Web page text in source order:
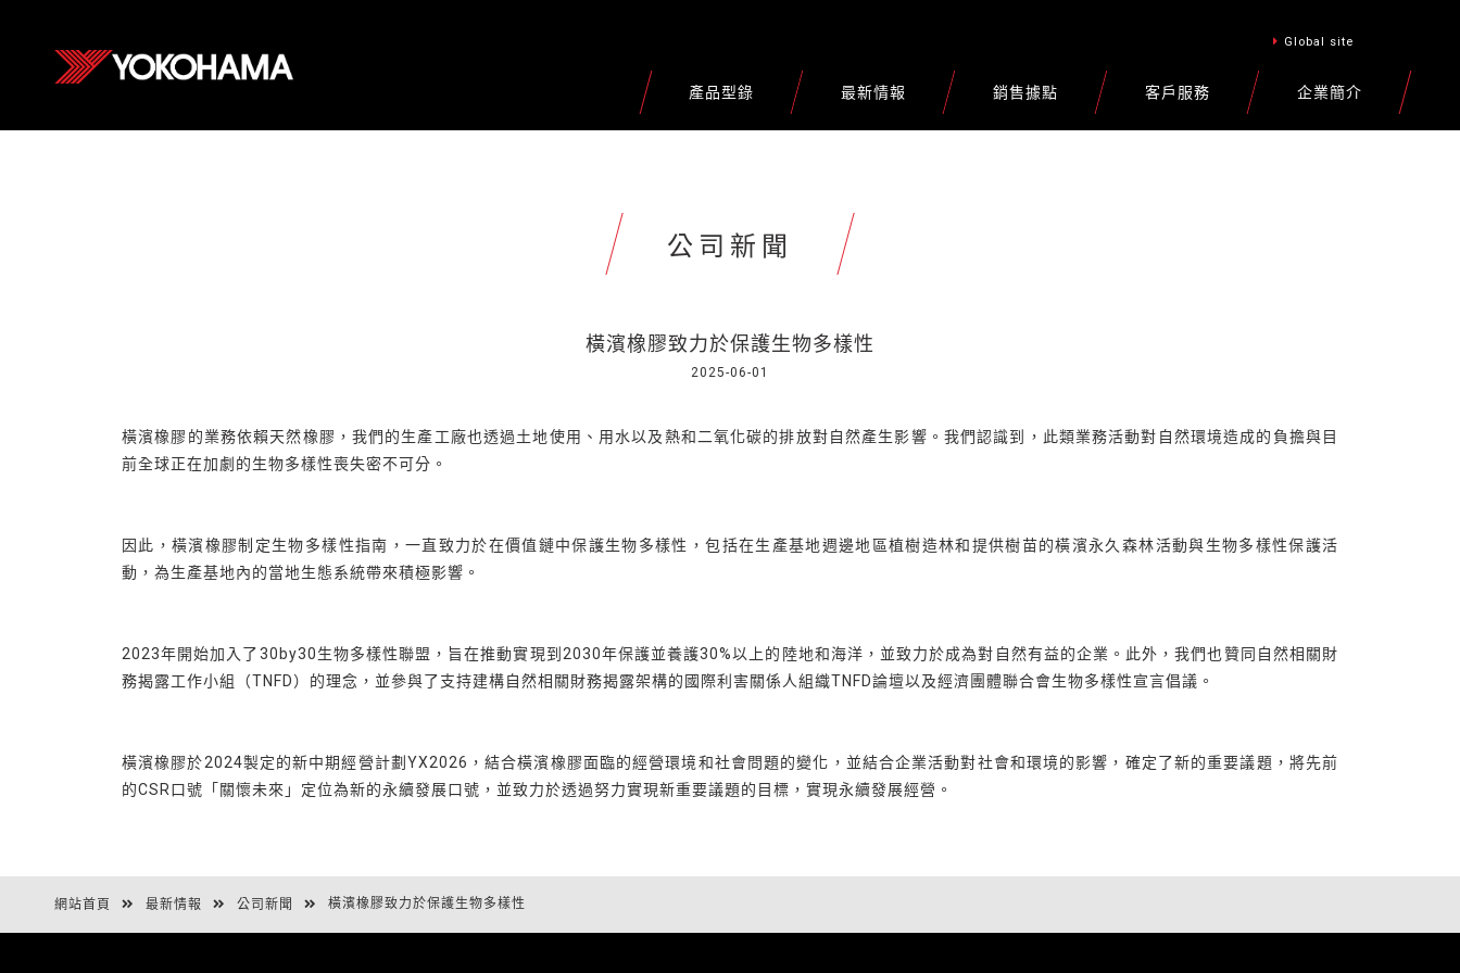
Global site
產品型錄 最新情報 銷售據點 客戶服務 企業簡介
公司新聞
橫濱橡膠致力於保護生物多樣性
2025-06-01
橫濱橡膠的業務依賴天然橡膠，我們的生產工廠也透過土地使用、用水以及熱和二氧化碳的排放對自然產生影響。我們認識到，此類業務活動對自然環境造成的負擔與目
前全球正在加劇的生物多樣性喪失密不可分。
因此，橫濱橡膠制定生物多樣性指南，一直致力於在價值鏈中保護生物多樣性，包括在生產基地週邊地區植樹造林和提供樹苗的橫濱永久森林活動與生物多樣性保護活
動，為生產基地內的當地生態系統帶來積極影響。
2023年開始加入了30by30生物多樣性聯盟，旨在推動實現到2030年保護並養護30%以上的陸地和海洋，並致力於成為對自然有益的企業。此外，我們也贊同自然相關財
務揭露工作小組（TNFD）的理念，並參與了支持建構自然相關財務揭露架構的國際利害關係人組織TNFD論壇以及經濟團體聯合會生物多樣性宣言倡議。
橫濱橡膠於2024製定的新中期經營計劃YX2026，結合橫濱橡膠面臨的經營環境和社會問題的變化，並結合企業活動對社會和環境的影響，確定了新的重要議題，將先前
的CSR口號「關懷未來」定位為新的永續發展口號，並致力於透過努力實現新重要議題的目標，實現永續發展經營。
網站首頁 最新情報 公司新聞 橫濱橡膠致力於保護生物多樣性